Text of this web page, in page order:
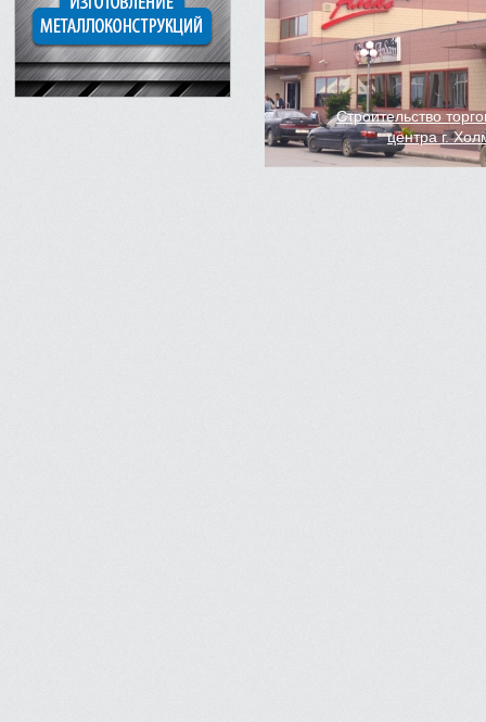
Строительство
центра г.